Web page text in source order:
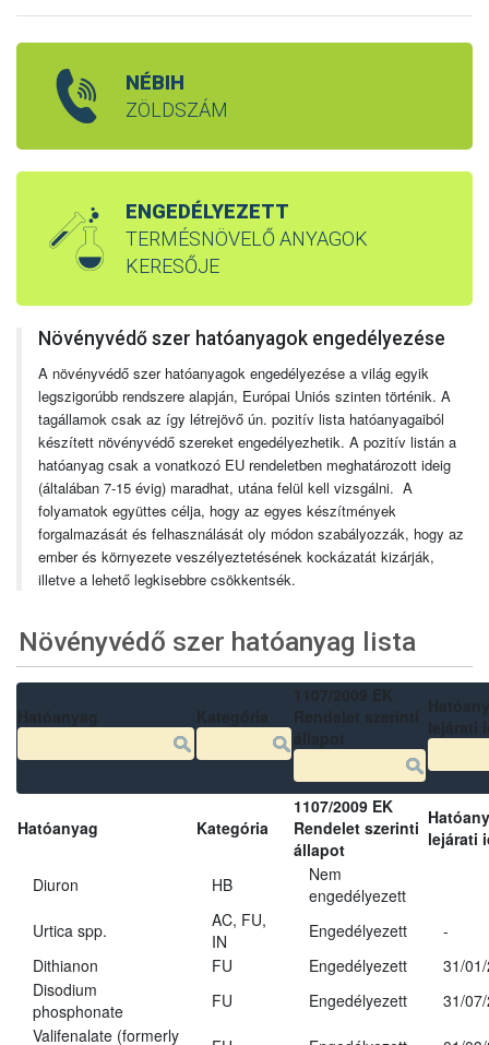
NÉBIH
ZÖLDSZÁM
ENGEDÉLYEZETT
TERMÉSNÖVELŐ ANYAGOK
KERESŐJE
Növényvédő szer hatóanyagok engedélyezése
A növényvédő szer hatóanyagok engedélyezése a világ egyik
legszigorúbb rendszere alapján, Európai Uniós szinten történik. A
tagállamok csak az így létrejövő ún. pozitív lista hatóanyagaiból
készített növényvédő szereket engedélyezhetik. A pozitív listán a
hatóanyag csak a vonatkozó EU rendeletben meghatározott ideig
(általában 7-15 évig) maradhat, utána felül kell vizsgálni. A
folyamatok együttes célja, hogy az egyes készítmények
forgalmazását és felhasználását oly módon szabályozzák, hogy az
ember és környezete veszélyeztetésének kockázatát kizárják,
illetve a lehető legkisebbre csökkentsék.
Növényvédő szer hatóanyag lista
Hatóanyag Kategória
1107/2009 EK
Rendelet szerinti
állapot
lejárati
Diuron HB
Nem
engedélyezett
Urtica spp.
AC, FU,
IN
Engedélyezett
-
Dithianon
FU Engedélyezett
31/
Disodium
phosphonate
FU Engedélyezett
31/
Valifenalate (formerly